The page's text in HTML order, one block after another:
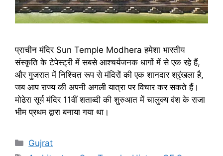
प्राचीन मंदिर Sun Temple Modhera हमेशा भारतीय
संस्कृति के टेपेस्ट्री में सबसे आश्चर्यजनक धागों में से एक रहे हैं,
और गुजरात में निश्चित रूप से मंदिरों की एक शानदार श्रृंखला है,
जब आप राज्य की अपनी अगली यात्रा पर विचार कर सकते हैं।
मोढेरा सूर्य मंदिर 11वीं शताब्दी की शुरुआत में चालुक्य वंश के राजा
भीम प्रथम द्वारा बनाया गया था।
Categories
Gujrat